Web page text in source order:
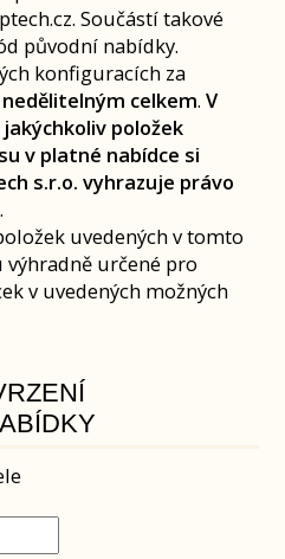
Součástí takové
původní nabídky.
konfiguracích za
celkem.V
položek
v platné nabídce si
s.r.o. vyhrazuje právo
.
uvedených v tomto
určené pro
v uvedených možných